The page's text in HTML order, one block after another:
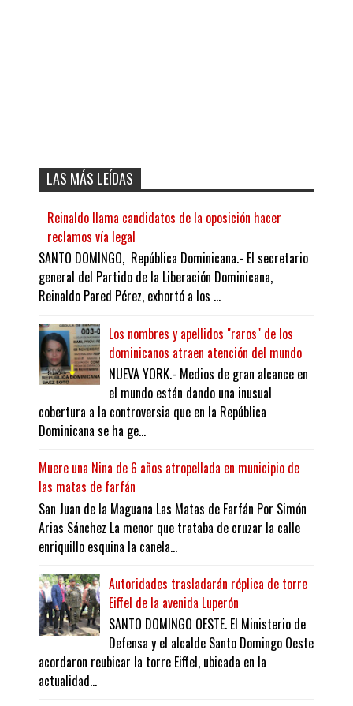
LAS MÁS LEÍDAS
Reinaldo llama candidatos de la oposición hacer
reclamos vía legal
SANTO DOMINGO, República Dominicana.- El secretario
general del Partido de la Liberación Dominicana,
Reinaldo Pared Pérez, exhortó a los ...
Los nombres y apellidos "raros" de los
dominicanos atraen atención del mundo
NUEVA YORK.- Medios de gran alcance en
el mundo están dando una inusual
cobertura a la controversia que en la República
Dominicana se ha ge...
Muere una Nina de 6 años atropellada en municipio de
las matas de farfán
San Juan de la Maguana Las Matas de Farfán Por Simón
Arias Sánchez La menor que trataba de cruzar la calle
enriquillo esquina la canela...
Autoridades trasladarán réplica de torre
Eiffel de la avenida Luperón
SANTO DOMINGO OESTE. El Ministerio de
Defensa y el alcalde Santo Domingo Oeste
acordaron reubicar la torre Eiffel, ubicada en la
actualidad...